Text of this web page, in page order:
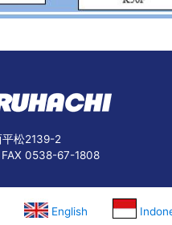
松2139-2
0538-67-1808
English